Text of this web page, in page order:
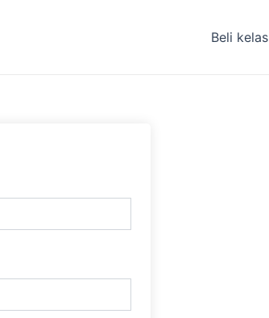
Beli kelas